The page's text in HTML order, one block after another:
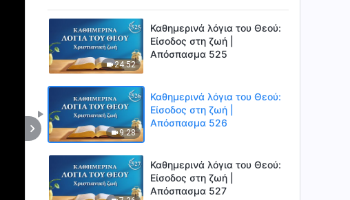
24:52
Καθημερινά λόγια του Θεού:
Είσοδος στη ζωή |
Απόσπασμα 525
9:28
Καθημερινά λόγια του Θεού:
Είσοδος στη ζωή |
Απόσπασμα 526
Καθημερινά λόγια του Θεού:
Είσοδος στη ζωή |
Απόσπασμα 527